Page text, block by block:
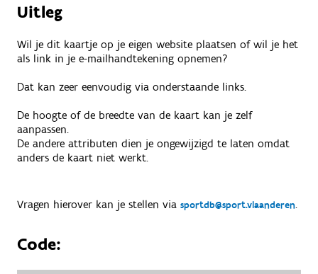
Uitleg
Wil je dit kaartje op je eigen website plaatsen of wil je het
als link in je e-mailhandtekening opnemen?
Dat kan zeer eenvoudig via onderstaande links.
De hoogte of de breedte van de kaart kan je zelf
aanpassen.
De andere attributen dien je ongewijzigd te laten omdat
anders de kaart niet werkt.
Vragen hierover kan je stellen via sportdb@sport.vlaanderen.
Code: